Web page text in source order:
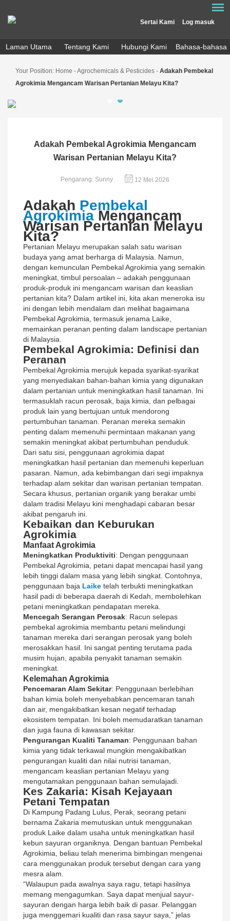
Sertai Kami Log masuk
Laman Utama Tentang Kami Hubungi Kami Bahasa-bahasa
Your Position: Home -Agrochemicals & Pesticides - Adakah Pembekal
Agrokimia Mengancam Warisan Pertanian Melayu Kita?
Adakah Pembekal Agrokimia Mengancam
Warisan Pertanian Melayu Kita?
Pengarang: Sunny 12 Mei 2026
Adakah Pembekal
AgrokimiaMengancam
Warisan Pertanian Melayu
Kita?
Pertanian Melayu merupakan salah satu warisan
budaya yang amat berharga di Malaysia. Namun,
dengan kemunculan Pembekal Agrokimia yang semakin
meningkat, timbul persoalan – adakah penggunaan
produk-produk ini mengancam warisan dan keaslian
pertanian kita? Dalam artikel ini, kita akan meneroka isu
ini dengan lebih mendalam dan melihat bagaimana
Pembekal Agrokimia, termasuk jenama Laike,
memainkan peranan penting dalam landscape pertanian
di Malaysia.
Pembekal Agrokimia: Definisi dan
Peranan
Pembekal Agrokimia merujuk kepada syarikat-syarikat
yang menyediakan bahan-bahan kimia yang digunakan
dalam pertanian untuk meningkatkan hasil tanaman. Ini
termasuklah racun perosak, baja kimia, dan pelbagai
produk lain yang bertujuan untuk mendorong
pertumbuhan tanaman. Peranan mereka semakin
penting dalam memenuhi permintaan makanan yang
semakin meningkat akibat pertumbuhan penduduk.
Dari satu sisi, penggunaan agrokimia dapat
meningkatkan hasil pertanian dan memenuhi keperluan
pasaran. Namun, ada kebimbangan dari segi impaknya
terhadap alam sekitar dan warisan pertanian tempatan.
Secara khusus, pertanian organik yang berakar umbi
dalam tradisi Melayu kini menghadapi cabaran besar
akibat pengaruh ini.
Kebaikan dan Keburukan
Agrokimia
Manfaat Agrokimia
Meningkatkan Produktiviti: Dengan penggunaan
Pembekal Agrokimia, petani dapat mencapai hasil yang
lebih tinggi dalam masa yang lebih singkat. Contohnya,
penggunaan baja Laike telah terbukti meningkatkan
hasil padi di beberapa daerah di Kedah, membolehkan
petani meningkatkan pendapatan mereka.
Mencegah Serangan Perosak: Racun selepas
pembekal agrokimia membantu petani melindungi
tanaman mereka dari serangan perosak yang boleh
merosakkan hasil. Ini sangat penting terutama pada
musim hujan, apabila penyakit tanaman semakin
meningkat.
Kelemahan Agrokimia
Pencemaran Alam Sekitar: Penggunaan berlebihan
bahan kimia boleh menyebabkan pencemaran tanah
dan air, mengakibatkan kesan negatif terhadap
ekosistem tempatan. Ini boleh memudaratkan tanaman
dan juga fauna di kawasan sekitar.
Pengurangan Kualiti Tanaman: Penggunaan bahan
kimia yang tidak terkawal mungkin mengakibatkan
pengurangan kualiti dan nilai nutrisi tanaman,
mengancam keaslian pertanian Melayu yang
mengutamakan penggunaan bahan semulajadi.
Kes Zakaria: Kisah Kejayaan
Petani Tempatan
Di Kampung Padang Lulus, Perak, seorang petani
bernama Zakaria memutuskan untuk menggunakan
produk Laike dalam usaha untuk meningkatkan hasil
kebun sayuran organiknya. Dengan bantuan Pembekal
Agrokimia, beliau telah menerima bimbingan mengenai
cara menggunakan produk tersebut dengan cara yang
mesra alam.
“Walaupun pada awalnya saya ragu, tetapi hasilnya
memang mengagumkan. Saya dapat menjual sayur-
sayuran dengan harga lebih baik di pasar. Pelanggan
juga menggemari kualiti dan rasa sayur saya,” jelas